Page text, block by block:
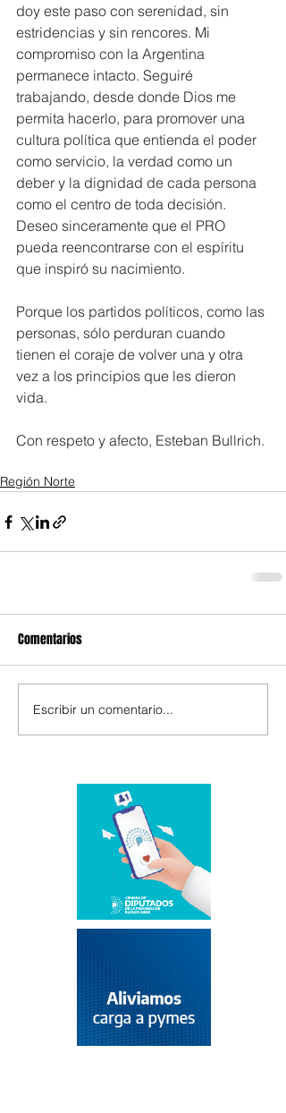
doy este paso con serenidad, sin
estridencias y sin rencores. Mi
compromiso con la Argentina
permanece intacto. Seguiré
trabajando, desde donde Dios me
permita hacerlo, para promover una
cultura política que entienda el poder
como servicio, la verdad como un
deber y la dignidad de cada persona
como el centro de toda decisión.
Deseo sinceramente que el PRO
pueda reencontrarse con el espíritu
que inspiró su nacimiento.
Porque los partidos políticos, como las
personas, sólo perduran cuando
tienen el coraje de volver una y otra
vez a los principios que les dieron
vida.
Con respeto y afecto, Esteban Bullrich.
Región Norte
Comentarios
Escribir un comentario...